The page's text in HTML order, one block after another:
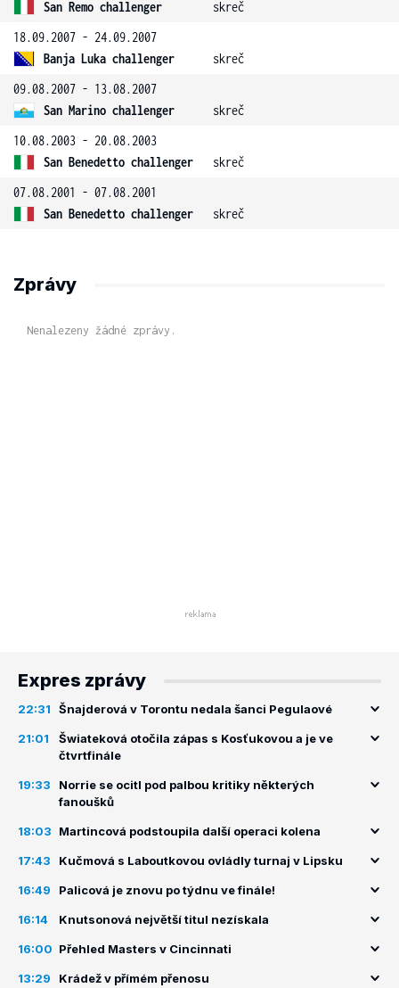
San Remo challenger
skreč
18.09.2007 - 24.09.2007
Banja Luka challenger
skreč
09.08.2007 - 13.08.2007
San Marino challenger
skreč
10.08.2003 - 20.08.2003
San Benedetto challenger
skreč
07.08.2001 - 07.08.2001
San Benedetto challenger
skreč
Zprávy
Nenalezeny žádné zprávy.
Expres zprávy
22:31 Šnajderová v Torontu nedala šanci Pegulaové
21:01
Šwiateková otočila zápas s Kosťukovou a je ve
čtvrtfinále
19:33
Norrie se ocitl pod palbou kritiky některých
fanoušků
18:03 Martincová podstoupila další operaci kolena
17:43 Kučmová s Laboutkovou ovládly turnaj v Lipsku
16:49 Palicová je znovu po týdnu ve finále!
16:14 Knutsonová největší titul nezískala
16:00 Přehled Masters v Cincinnati
13:29 Krádež v přímém přenosu